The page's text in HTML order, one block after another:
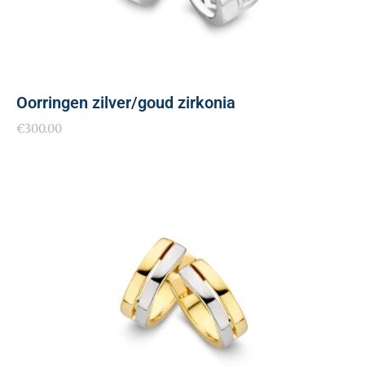
Oorringen zilver/goud zirkonia
€300.00